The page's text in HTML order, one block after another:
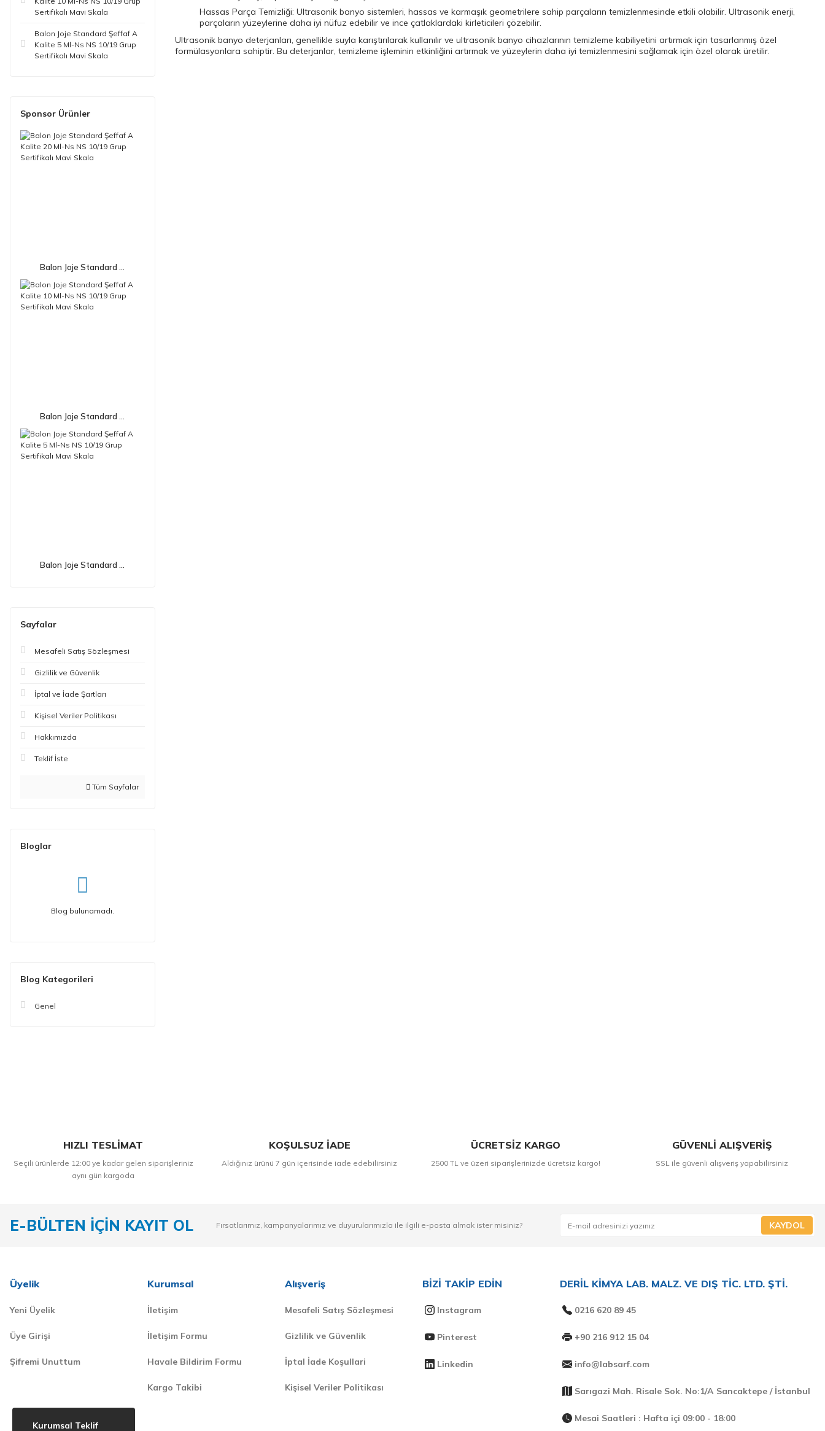
Sertifikalı Mavi Skala
Balon Joje Standard Şeffaf A
Kalite 5 Ml-Ns NS 10/19 Grup
Sertifikalı Mavi Skala
Sponsor Ürünler
Balon Joje Standard ...
Balon Joje Standard ...
Balon Joje Standard ...
Sayfalar
Mesafeli Satış Sözleşmesi
Gizlilik ve Güvenlik
İptal ve İade Şartları
Kişisel Veriler Politikası
Hakkımızda
Teklif İste
Tüm Sayfalar
Bloglar
Blog bulunamadı.
Blog Kategorileri
Genel
Hassas Parça Temizliği: Ultrasonik banyo sistemleri, hassas ve karmaşık geometrilere sahip parçaların temizlenmesinde etkili olabilir. Ultrasonik enerji,
parçaların yüzeylerine daha iyi nüfuz edebilir ve ince çatlaklardaki kirleticileri çözebilir.
Ultrasonik banyo deterjanları, genellikle suyla karıştırılarak kullanılır ve ultrasonik banyo cihazlarının temizleme kabiliyetini artırmak için tasarlanmış özel
formülasyonlara sahiptir. Bu deterjanlar, temizleme işleminin etkinliğini artırmak ve yüzeylerin daha iyi temizlenmesini sağlamak için özel olarak üretilir.
HIZLI TESLİMAT
Seçili ürünlerde 12:00 ye kadar gelen siparişleriniz
aynı gün kargoda
KOŞULSUZ İADE
Aldığınız ürünü 7 gün içerisinde iade edebilirsiniz
ÜCRETSİZ KARGO
2500 TL ve üzeri siparişlerinizde ücretsiz kargo!
GÜVENLİ ALIŞVERİŞ
SSL ile güvenli alışveriş yapabilirsiniz
E-BÜLTEN İÇİN KAYIT OL Fırsatlarımız, kampanyalarımız ve duyurularımızla ile ilgili e-posta almak ister misiniz? KAYDOL
Üyelik
Yeni Üyelik
Üye Girişi
Şifremi Unuttum
Kurumsal
İletişim
İletişim Formu
Havale Bildirim Formu
Kargo Takibi
Alışveriş
Mesafeli Satış Sözleşmesi
Gizlilik ve Güvenlik
İptal İade Koşullari
Kişisel Veriler Politikası
BİZİ TAKİP EDİN
Instagram
Pinterest
Linkedin
DERİL KİMYA LAB. MALZ. VE DIŞ TİC. LTD. ŞTİ.
0216 620 89 45
+90 216 912 15 04
info@labsarf.com
Sarıgazi Mah. Risale Sok. No:1/A Sancaktepe / İstanbul
Mesai Saatleri : Hafta içi 09:00 - 18:00
Kurumsal Teklif